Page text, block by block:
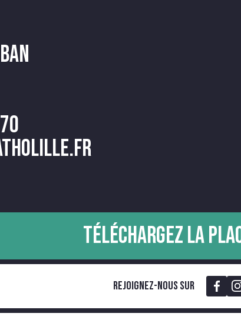
TÉLÉCHARGEZ LA
Rejoignez-nous sur